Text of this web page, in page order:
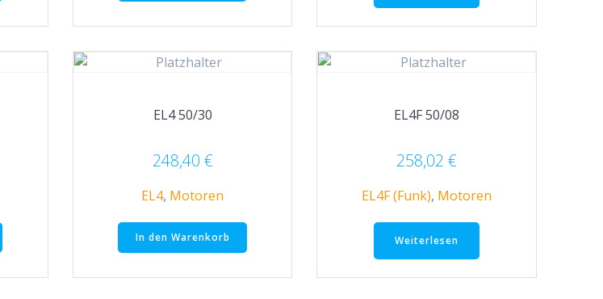
EL4 50/30
248,40 €
EL4, Motoren
In den Warenkorb
EL4F 50/08
258,02€
EL4F (Funk), Motoren
Weiterlesen